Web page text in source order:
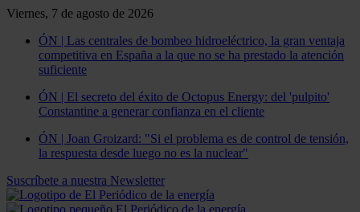
Viernes, 7 de agosto de 2026
ÓN | Las centrales de bombeo hidroeléctrico, la gran ventaja
competitiva en España a la que no se ha prestado la atención
suficiente
ÓN | El secreto del éxito de Octopus Energy: del 'pulpito'
Constantine a generar confianza en el cliente
ÓN | Joan Groizard: "Si el problema es de control de tensión,
la respuesta desde luego no es la nuclear"
Suscríbete a nuestra Newsletter